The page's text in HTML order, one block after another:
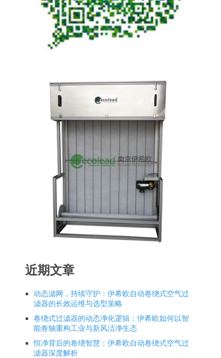
近期文章
动态滤网，持续守护：伊希欧自动卷绕式空气过
滤器的长效运维与选型策略
卷绕式过滤器的动态净化逻辑：伊希欧如何以智
能卷轴重构工业与新风洁净生态
恒净背后的卷绕智慧：伊希欧自动卷绕式空气过
滤器深度解析